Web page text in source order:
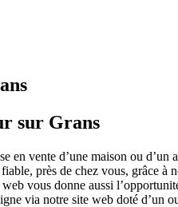
sur Grans
en vente d’une maison ou d’un
près de chez vous, grâce à
vous donne aussi
via notre site web doté d’un